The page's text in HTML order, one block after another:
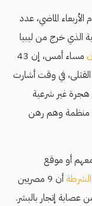
الماضي، عدد
الذي خرج من ليبيا
مساء أمس، إن 43
في وقت أشارت
تنظيم هجرة غير شرعية
منظمة وهم رهن
أو موقع
الشرطة
أن 9 مصريين
عصابة إتجار بالبشر.